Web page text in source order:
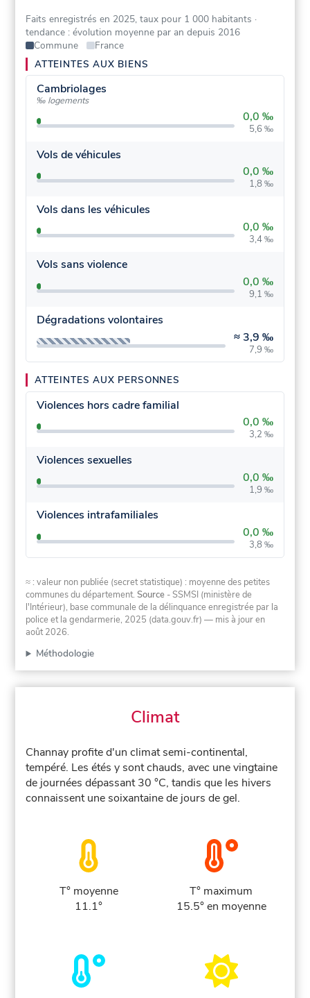
Faits enregistrés en 2025, taux pour 1 000 habitants ·
tendance : évolution moyenne par an depuis 2016
Commune
France
ATTEINTES AUX BIENS
Cambriolages
‰ logements
0,0 ‰
5,6 ‰
Vols de véhicules
0,0 ‰
1,8 ‰
Vols dans les véhicules
0,0 ‰
3,4 ‰
Vols sans violence
0,0 ‰
9,1 ‰
Dégradations volontaires
≈ 3,9 ‰
7,9 ‰
ATTEINTES AUX PERSONNES
Violences hors cadre familial
0,0 ‰
3,2 ‰
Violences sexuelles
0,0 ‰
1,9 ‰
Violences intrafamiliales
0,0 ‰
3,8 ‰
≈ : valeur non publiée (secret statistique) : moyenne des petites
communes du département.Source - SSMSI (ministère de
l'Intérieur), base communale de la délinquance enregistrée par la
police et la gendarmerie, 2025 (data.gouv.fr) — mis à jour en
août 2026.
Méthodologie
Climat
Channay profite d'un climat semi-continental,
tempéré. Les étés y sont chauds, avec une vingtaine
de journées dépassant 30 °C, tandis que les hivers
connaissent une soixantaine de jours de gel.
T° moyenne
11.1°
T° maximum
15.5° en moyenne